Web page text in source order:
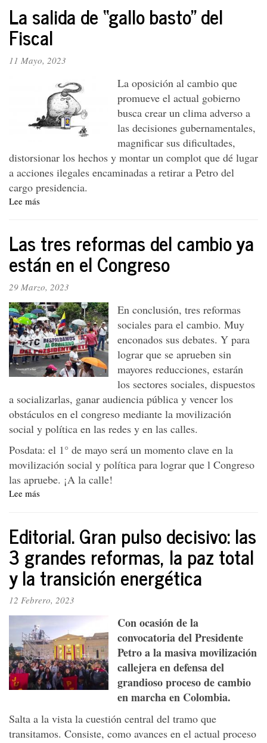
Blando”
e
implacables
retaliaciones
fragua
extrema
derecha
gobierno
La salida de “gallo basto” del
Fiscal
11 Mayo, 2023
La oposición al cambio que
promueve el actual gobierno
busca crear un clima adverso a
las decisiones gubernamentales,
magnificar sus dificultades,
distorsionar los hechos y montar un complot que dé lugar
a acciones ilegales encaminadas a retirar a Petro del
cargo presidencia.
Lee más
de
“gallo
basto”
del
Fiscal
Las tres reformas del cambio ya
están en el Congreso
29 Marzo, 2023
En conclusión, tres reformas
sociales para el cambio. Muy
enconados sus debates. Y para
lograr que se aprueben sin
mayores reducciones, estarán
los sectores sociales, dispuestos
a socializarlas, ganar audiencia pública y vencer los
obstáculos en el congreso mediante la movilización
social y política en las redes y en las calles.
Posdata: el 1° de mayo será un momento clave en la
movilización social y política para lograr que l Congreso
las apruebe. ¡A la calle!
Lee más
reformas
del
cambio
ya
están
el
Congreso
Editorial. Gran pulso decisivo: las
3 grandes reformas, la paz total
y la transición energética
12 Febrero, 2023
Con ocasión de la
convocatoria del Presidente
Petro a la masiva movilización
callejera en defensa del
grandioso proceso de cambio
en marcha en Colombia.
Salta a la vista la cuestión central del tramo que
transitamos. Consiste, como avances en el actual proceso